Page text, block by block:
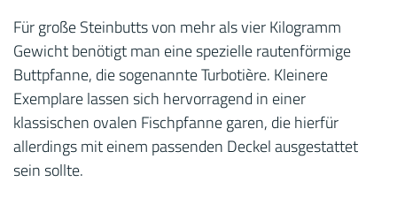
Für große Steinbutts von mehr als vier Kilogramm
Gewicht benötigt man eine spezielle rautenförmige
Buttpfanne, die sogenannte Turbotière. Kleinere
Exemplare lassen sich hervorragend in einer
klassischen ovalen Fischpfanne garen, die hierfür
allerdings mit einem passenden Deckel ausgestattet
sein sollte.